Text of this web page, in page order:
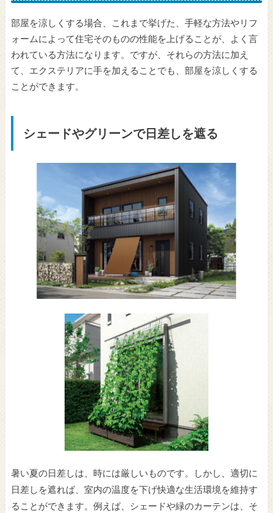
部屋を涼しくする場合、これまで挙げた、手軽な方法やリフ
ォームによって住宅そのものの性能を上げることが、よく言
われている方法になります。ですが、それらの方法に加え
て、エクステリアに手を加えることでも、部屋を涼しくする
ことができます。
シェードやグリーンで日差しを遮る
暑い夏の日差しは、時には厳しいものです。しかし、適切に
日差しを遮れば、室内の温度を下げ快適な生活環境を維持す
ることができます。例えば、シェードや緑のカーテンは、そ